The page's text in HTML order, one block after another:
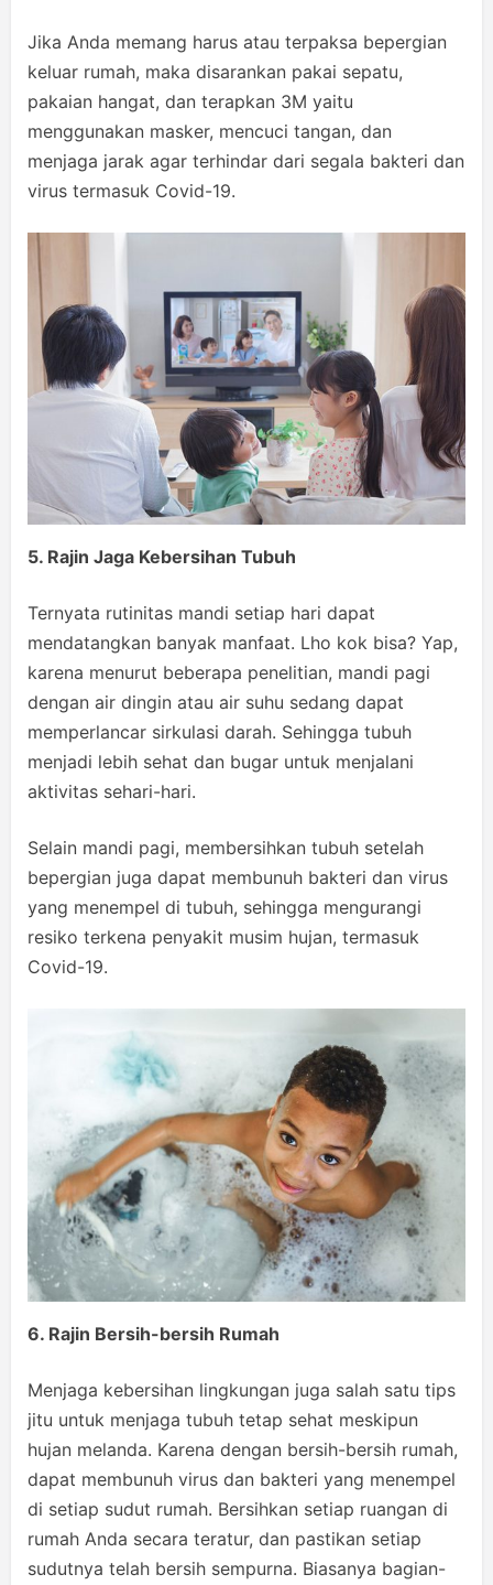
Jika Anda memang harus atau terpaksa bepergian
keluar rumah, maka disarankan pakai sepatu,
pakaian hangat, dan terapkan 3M yaitu
menggunakan masker, mencuci tangan, dan
menjaga jarak agar terhindar dari segala bakteri dan
virus termasuk Covid-19.
5. Rajin Jaga Kebersihan Tubuh
Ternyata rutinitas mandi setiap hari dapat
mendatangkan banyak manfaat. Lho kok bisa? Yap,
karena menurut beberapa penelitian, mandi pagi
dengan air dingin atau air suhu sedang dapat
memperlancar sirkulasi darah. Sehingga tubuh
menjadi lebih sehat dan bugar untuk menjalani
aktivitas sehari-hari.
Selain mandi pagi, membersihkan tubuh setelah
bepergian juga dapat membunuh bakteri dan virus
yang menempel di tubuh, sehingga mengurangi
resiko terkena penyakit musim hujan, termasuk
Covid-19.
6. Rajin Bersih-bersih Rumah
Menjaga kebersihan lingkungan juga salah satu tips
jitu untuk menjaga tubuh tetap sehat meskipun
hujan melanda. Karena dengan bersih-bersih rumah,
dapat membunuh virus dan bakteri yang menempel
di setiap sudut rumah. Bersihkan setiap ruangan di
rumah Anda secara teratur, dan pastikan setiap
sudutnya telah bersih sempurna. Biasanya bagian-